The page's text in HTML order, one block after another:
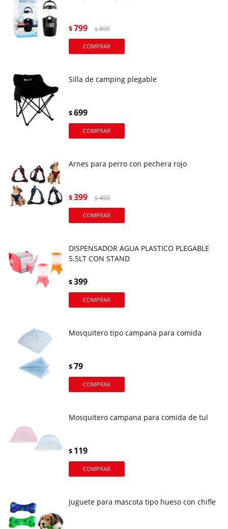
$799 $ 899
Silla de camping plegable
$699
Arnes para perro con pechera rojo
$399 $ 459
DISPENSADOR AGUA PLASTICO PLEGABLE
5.5LT CON STAND
$399
Mosquitero tipo campana para comida
$79
Mosquitero campana para comida de tul
$ 119
Juguete para mascota tipo hueso con chifle